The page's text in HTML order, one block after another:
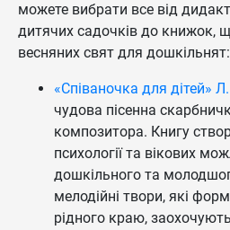
можете вибрати все від
дитячих садочків до книжок,
весняних свят для дошкільнят:
«Співаночка для дітей»
чудова пісенна
композитора. Книгу
психології та вікових
дошкільного та
мелодійні твори, які
рідного краю,